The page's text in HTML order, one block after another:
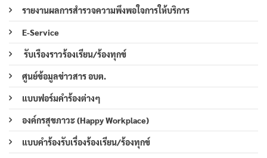
รายงานผลการสำรวจความพึงพอใจการให้บริการ
E-Service
รับเรืองราวร้องเรียน/ร้องทุกข์
ศูนย์ข้อมูลข่าวสาร อบต.
แบบฟอร์มคำร้องต่างๆ
องค์กรสุขภาวะ (Happy Workplace)
แบบคำร้องรับเรื่องร้องเรียน/ร้องทุกข์